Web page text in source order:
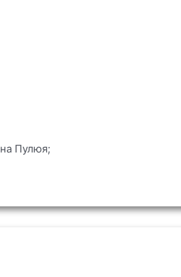
Пулюя;